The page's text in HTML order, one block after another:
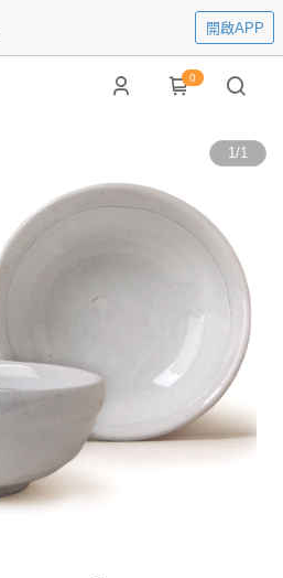
開啟APP
0
1/1